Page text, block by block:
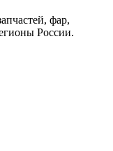
фар,
России.